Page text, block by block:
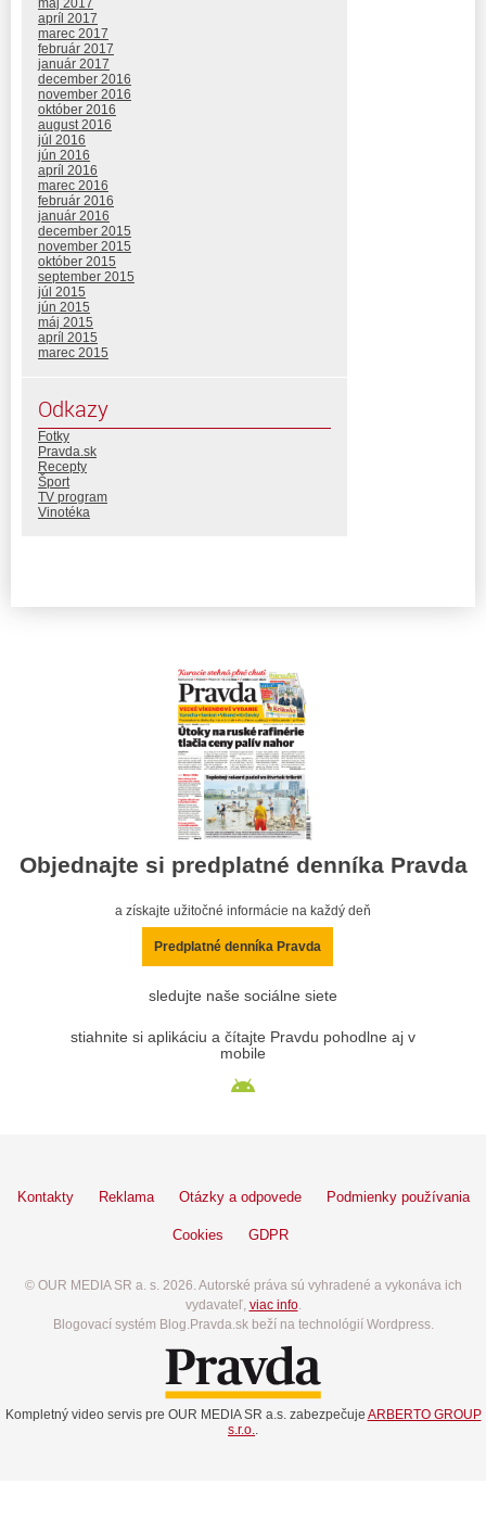
apríl 2017
marec 2017
február 2017
január 2017
december 2016
november 2016
október 2016
august 2016
júl 2016
jún 2016
apríl 2016
marec 2016
február 2016
január 2016
december 2015
november 2015
október 2015
september 2015
júl 2015
jún 2015
máj 2015
apríl 2015
marec 2015
Odkazy
Fotky
Pravda.sk
Recepty
Šport
TV program
Vinotéka
Objednajte si predplatné denníka Pravda
a získajte užitočné informácie na každý deň
Predplatné denníka Pravda
sledujte naše sociálne siete
stiahnite si aplikáciu a čítajte Pravdu pohodlne aj v
mobile
Kontakty Reklama Otázky a odpovede Podmienky používania
Cookies GDPR
© OUR MEDIA SR a. s. 2026. Autorské práva sú vyhradené a vykonáva ich
vydavateľ, viac info.
Blogovací systém Blog.Pravda.sk beží na technológií Wordpress.
Kompletný video servis pre OUR MEDIA SR a.s. zabezpečuje ARBERTO GROUP
s.r.o..